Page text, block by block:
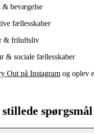
& bevægelse
fællesskaber
& friluftsliv
& sociale fællesskaber
Out på Instagram og oplev
spørgsmål